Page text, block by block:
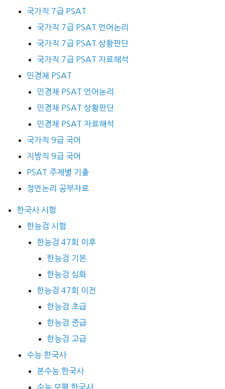
국가직 7급 PSAT
국가직 7급 PSAT 언어논리
국가직 7급 PSAT 상황판단
국가직 7급 PSAT 자료해석
민경채 PSAT
민경채 PSAT 언어논리
민경채 PSAT 상황판단
민경채 PSAT 자료해석
국가직 9급 국어
지방직 9급 국어
PSAT 주제별 기출
정언논리 공부자료
한국사 시험
한능검 시험
한능검 47회 이후
한능검 기본
한능검 심화
한능검 47회 이전
한능검 초급
한능검 중급
한능검 고급
수능 한국사
본수능 한국사
수능 모평 한국사